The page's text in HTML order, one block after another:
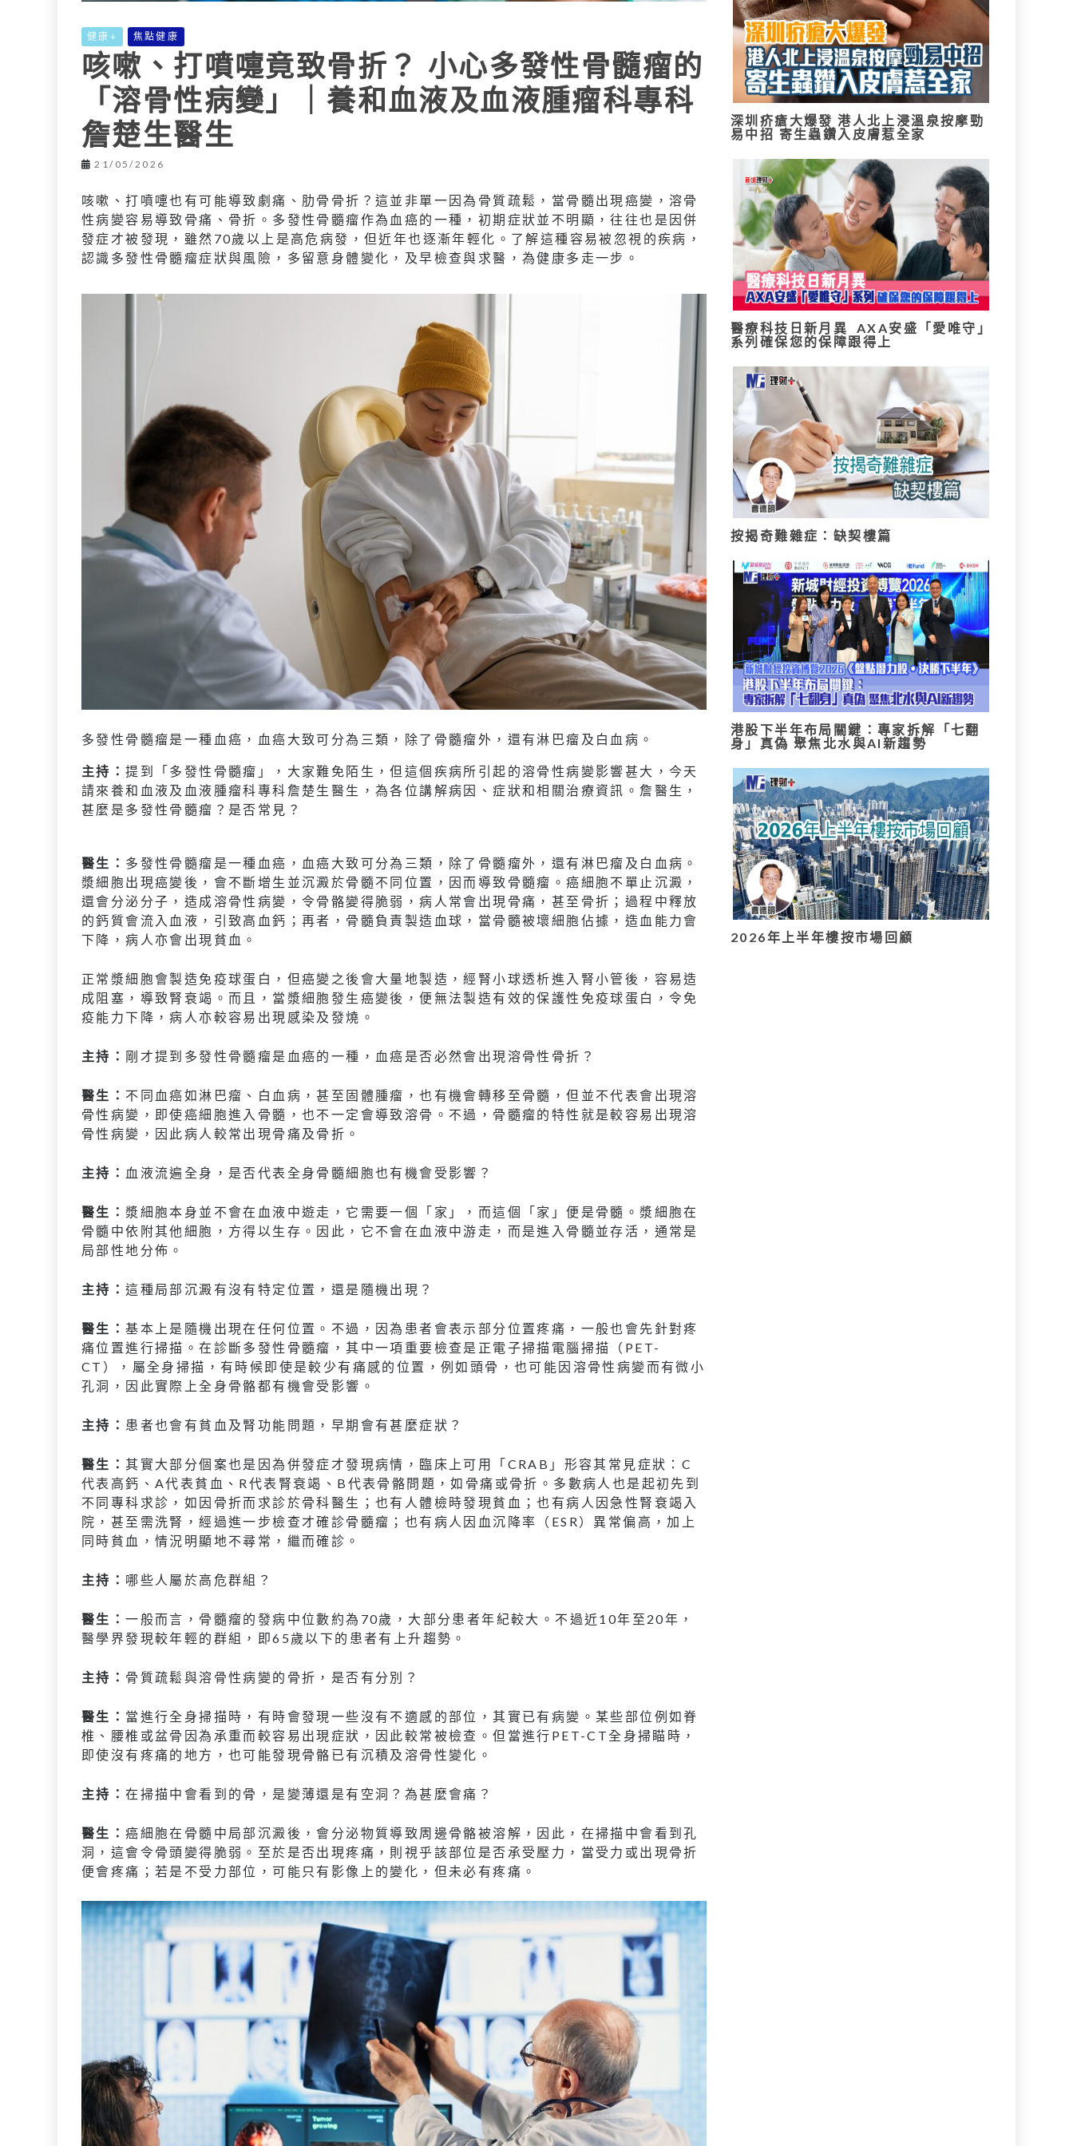
健康+ 焦點健康
咳嗽、打噴嚏竟致骨折？ 小心多發性骨髓瘤的
「溶骨性病變」｜養和血液及血液腫瘤科專科
詹楚生醫生
21/05/2026
咳嗽、打噴嚏也有可能導致劇痛、肋骨骨折？這並非單一因為骨質疏鬆，當骨髓出現癌變，溶骨
性病變容易導致骨痛、骨折。多發性骨髓瘤作為血癌的一種，初期症狀並不明顯，往往也是因併
發症才被發現，雖然70歲以上是高危病發，但近年也逐漸年輕化。了解這種容易被忽視的疾病，
認識多發性骨髓瘤症狀與風險，多留意身體變化，及早檢查與求醫，為健康多走一步。
多發性骨髓瘤是一種血癌，血癌大致可分為三類，除了骨髓瘤外，還有淋巴瘤及白血病。
主持：提到「多發性骨髓瘤」，大家難免陌生，但這個疾病所引起的溶骨性病變影響甚大，今天
請來養和血液及血液腫瘤科專科詹楚生醫生，為各位講解病因、症狀和相關治療資訊。詹醫生，
甚麼是多發性骨髓瘤？是否常見？
醫生： 多發性骨髓瘤是一種血癌，血癌大致可分為三類，除了骨髓瘤外，還有淋巴瘤及白血病。
漿細胞出現癌變後，會不斷增生並沉澱於骨髓不同位置，因而導致骨髓瘤。癌細胞不單止沉澱，
還會分泌分子，造成溶骨性病變，令骨骼變得脆弱，病人常會出現骨痛，甚至骨折；過程中釋放
的鈣質會流入血液，引致高血鈣；再者，骨髓負責製造血球，當骨髓被壞細胞佔據，造血能力會
下降，病人亦會出現貧血。
正常漿細胞會製造免疫球蛋白，但癌變之後會大量地製造，經腎小球透析進入腎小管後，容易造
成阻塞，導致腎衰竭。而且，當漿細胞發生癌變後，便無法製造有效的保護性免疫球蛋白，令免
疫能力下降，病人亦較容易出現感染及發燒。
主持： 剛才提到多發性骨髓瘤是血癌的一種，血癌是否必然會出現溶骨性骨折？
醫生： 不同血癌如淋巴瘤、白血病，甚至固體腫瘤，也有機會轉移至骨髓，但並不代表會出現溶
骨性病變，即使癌細胞進入骨髓，也不一定會導致溶骨。不過，骨髓瘤的特性就是較容易出現溶
骨性病變，因此病人較常出現骨痛及骨折。
主持： 血液流遍全身，是否代表全身骨髓細胞也有機會受影響？
醫生：漿細胞本身並不會在血液中遊走，它需要一個「家」，而這個「家」便是骨髓。漿細胞在
骨髓中依附其他細胞，方得以生存。因此，它不會在血液中游走，而是進入骨髓並存活，通常是
局部性地分佈。
主持：這種局部沉澱有沒有特定位置，還是隨機出現？
醫生：基本上是隨機出現在任何位置。不過，因為患者會表示部分位置疼痛，一般也會先針對疼
痛位置進行掃描。在診斷多發性骨髓瘤，其中一項重要檢查是正電子掃描電腦掃描（PET-
CT），屬全身掃描，有時候即使是較少有痛感的位置，例如頭骨，也可能因溶骨性病變而有微小
孔洞，因此實際上全身骨骼都有機會受影響。
主持： 患者也會有貧血及腎功能問題，早期會有甚麼症狀？
醫生：其實大部分個案也是因為併發症才發現病情，臨床上可用「CRAB」形容其常見症狀：C
代表高鈣、A代表貧血、R代表腎衰竭、B代表骨骼問題，如骨痛或骨折。多數病人也是起初先到
不同專科求診，如因骨折而求診於骨科醫生；也有人體檢時發現貧血；也有病人因急性腎衰竭入
院，甚至需洗腎，經過進一步檢查才確診骨髓瘤；也有病人因血沉降率（ESR）異常偏高，加上
同時貧血，情況明顯地不尋常，繼而確診。
主持： 哪些人屬於高危群組？
醫生：一般而言，骨髓瘤的發病中位數約為70歲，大部分患者年紀較大。不過近10年至20年，
醫學界發現較年輕的群組，即65歲以下的患者有上升趨勢。
主持： 骨質疏鬆與溶骨性病變的骨折，是否有分別？
醫生： 當進行全身掃描時，有時會發現一些沒有不適感的部位，其實已有病變。某些部位例如脊
椎、腰椎或盆骨因為承重而較容易出現症狀，因此較常被檢查。但當進行PET-CT全身掃瞄時，
即使沒有疼痛的地方，也可能發現骨骼已有沉積及溶骨性變化。
主持：在掃描中會看到的骨，是變薄還是有空洞？為甚麼會痛？
醫生：癌細胞在骨髓中局部沉澱後，會分泌物質導致周邊骨骼被溶解，因此，在掃描中會看到孔
洞，這會令骨頭變得脆弱。至於是否出現疼痛，則視乎該部位是否承受壓力，當受力或出現骨折
便會疼痛；若是不受力部位，可能只有影像上的變化，但未必有疼痛。
深圳疥瘡大爆發 港人北上浸溫泉按摩勁
易中招 寄生蟲鑽入皮膚惹全家
醫療科技日新月異 AXA安盛「愛唯守」
系列確保您的保障跟得上
按揭奇難雜症：缺契樓篇
港股下半年布局關鍵：專家拆解「七翻
身」真偽 聚焦北水與AI新趨勢
2026年上半年樓按市場回顧